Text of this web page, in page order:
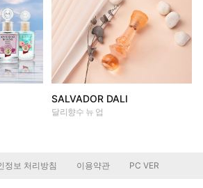
SALVADOR DALI
달리향수 뉴 업
정보 처리방침 이용약관 PC VER